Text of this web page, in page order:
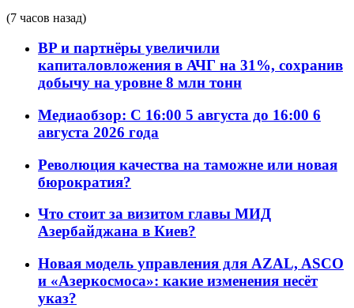
(7 часов назад)
BP и партнёры увеличили
капиталовложения в АЧГ на 31%, сохранив
добычу на уровне 8 млн тонн
Медиаобзор: С 16:00 5 августа до 16:00 6
августа 2026 года
Революция качества на таможне или новая
бюрократия?
Что стоит за визитом главы МИД
Азербайджана в Киев?
Новая модель управления для AZAL, ASCO
и «Азеркосмоса»: какие изменения несёт
указ?